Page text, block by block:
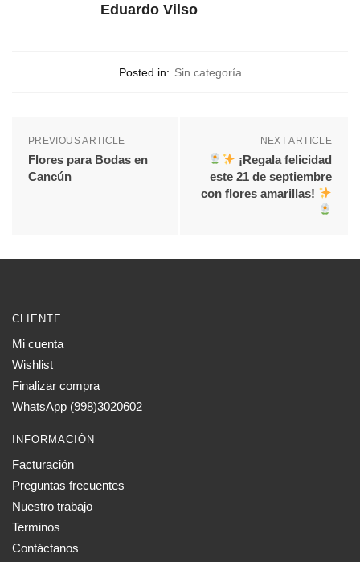
Eduardo Vilso
Posted in: Sin categoría
PREVIOUS ARTICLE
Flores para Bodas en
Cancún
NEXT ARTICLE
¡Regala felicidad
este 21 de septiembre
con flores amarillas!
CLIENTE
Mi cuenta
Wishlist
Finalizar compra
WhatsApp (998)3020602
INFORMACIÓN
Facturación
Preguntas frecuentes
Nuestro trabajo
Terminos
Contáctanos